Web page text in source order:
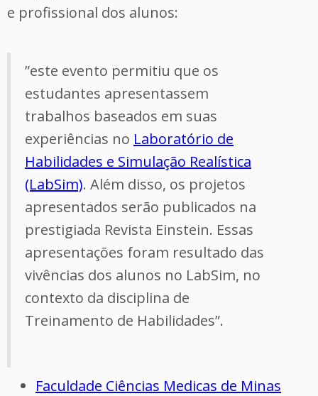
e profissional dos alunos:
”este evento permitiu que os
estudantes apresentassem
trabalhos baseados em suas
experiências no Laboratório de
Habilidades e Simulação Realística
(LabSim). Além disso, os projetos
apresentados serão publicados na
prestigiada Revista Einstein. Essas
apresentações foram resultado das
vivências dos alunos no LabSim, no
contexto da disciplina de
Treinamento de Habilidades”.
Faculdade Ciências Medicas de Minas